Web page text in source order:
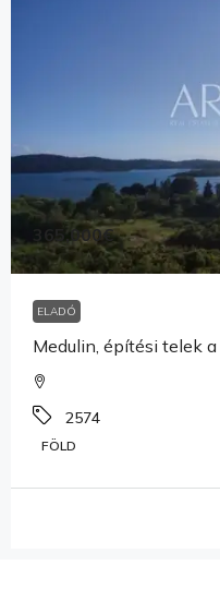
365,000€
ELADÓ
Medulin, építési telek
2574
FÖLD